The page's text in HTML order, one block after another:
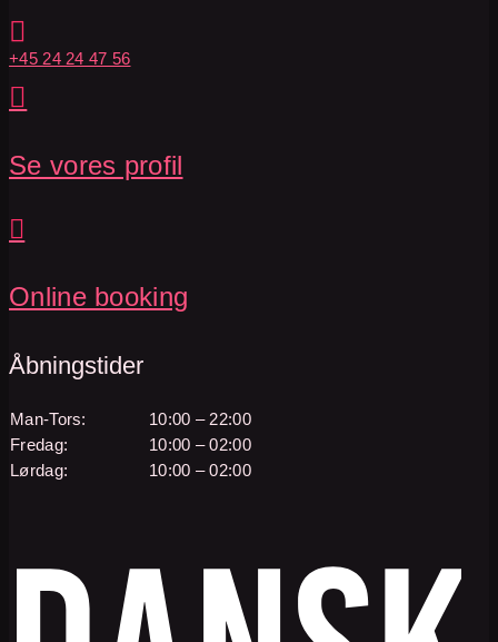

+45 24 24 47 56

Se vores profil

Online booking
Åbningstider
Man-Tors:
10:00 – 22:00
Fredag:
10:00 – 02:00
Lørdag:
10:00 – 02:00